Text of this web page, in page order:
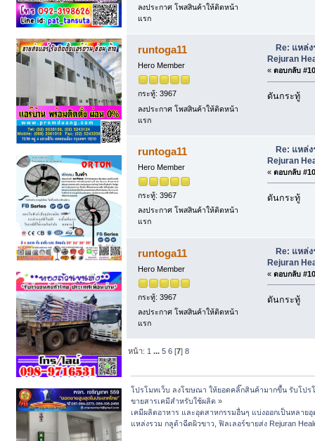
ลงประกาศ โพสสินค้าให้ติดหน้า
แรก
runtoga11
Hero Member
กระทู้: 3967
ลงประกาศ โพสสินค้าให้ติดหน้า
แรก
Re: แหล่
Rejuran
« ตอบกลับ
ดันกระทู้
runtoga11
Hero Member
กระทู้: 3967
ลงประกาศ โพสสินค้าให้ติดหน้า
แรก
Re: แหล่
Rejuran
« ตอบกลับ
ดันกระทู้
runtoga11
Hero Member
กระทู้: 3967
ลงประกาศ โพสสินค้าให้ติดหน้า
แรก
Re: แหล่
Rejuran
« ตอบกลับ
ดันกระทู้
หน้า: 1 ...5 6 [7]8
โปรโมทเว็บ ลงโฆษณา ให้ยอดคลิ๊กสินค้ามากขึ้น รับโป
ขายสารเคมีสำหรับใช้ผลิต »
เคมีผลิตอาหาร และอุตสาหกรรมอื่นๆ แบ่งออกเป็นหลาย
แหล่งรวม กลูต้าฉีดผิวขาว, ฟิลเลอร์ขายส่ง Rejuran